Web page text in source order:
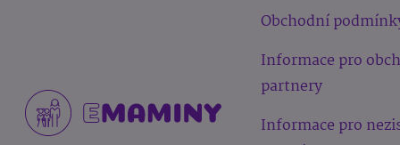
Obchodní
Informace pro
partnery
Informace pro